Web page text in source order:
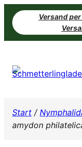
Zum
Inhalt
springen
Versand
Start /
amydon